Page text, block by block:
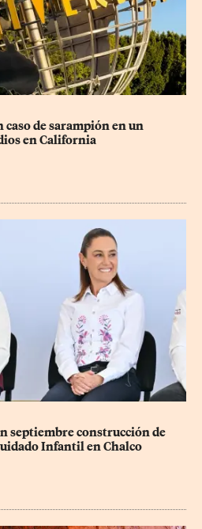
de sarampión en un
en California
septiembre construcción de
Infantil en Chalco